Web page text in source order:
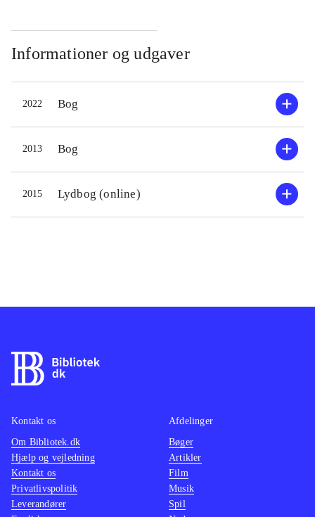
Informationer og udgaver
2022 Bog
2013 Bog
2015 Lydbog (online)
Kontakt os
Om Bibliotek.dk
Hjælp og vejledning
Kontakt os
Privatlivspolitik
Leverandører
Afdelinger
Bøger
Artikler
Film
Musik
Spil